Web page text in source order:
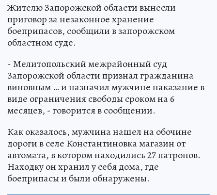
Жителю Запорожской области вынесли
приговор за незаконное хранение
боеприпасов, сообщили в запорожском
областном суде.
- Мелитопольский межрайонный суд
Запорожской области признал гражданина
виновным … и назначил мужчине наказание в
виде ограничения свободы сроком на 6
месяцев, - говорится в сообщении.
Как оказалось, мужчина нашел на обочине
дороги в селе Константиновка магазин от
автомата, в котором находились 27 патронов.
Находку он хранил у себя дома, где
боеприпасы и были обнаружены.